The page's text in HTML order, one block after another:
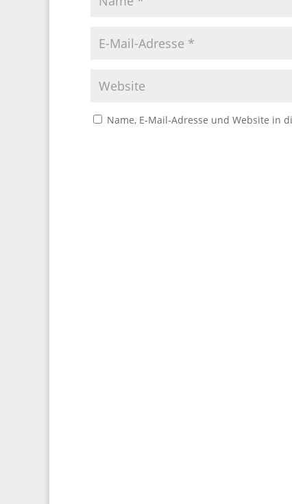
Name, E-Mail-Adresse und Website in